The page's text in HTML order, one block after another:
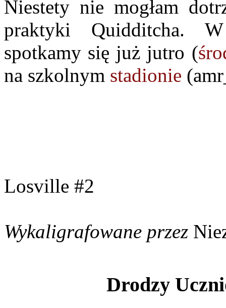
Niestety nie mogłam
praktyki Quidditcha.
spotkamy się już jutro (
na szkolnym stadionie
Losville #2
Wykaligrafowane przez
Drodzy